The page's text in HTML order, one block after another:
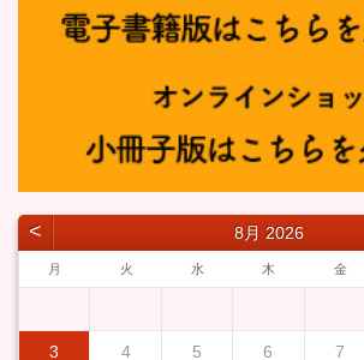
˂ 8月 2026
月 火 水 木 金
3 4 5 6 7